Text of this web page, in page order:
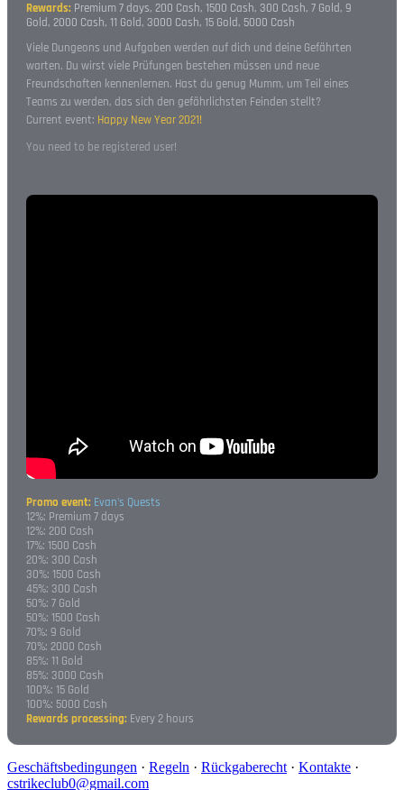
Rewards: Premium 7 days, 200 Cash, 1500 Cash, 300 Cash, 7 Gold, 9
Gold, 2000 Cash, 11 Gold, 3000 Cash, 15 Gold, 5000 Cash
Viele Dungeons und Aufgaben werden auf dich und deine Gefährten
warten. Du wirst viele Prüfungen bestehen müssen und neue
Freundschaften kennenlernen. Hast du genug Mumm, um Teil eines
Teams zu werden, das sich den gefährlichsten Feinden stellt?
Current event: Happy New Year 2021!
You need to be registered user!
Promo event: Evan's Quests
12%: Premium 7 days
12%: 200 Cash
17%: 1500 Cash
20%: 300 Cash
30%: 1500 Cash
45%: 300 Cash
50%: 7 Gold
50%: 1500 Cash
70%: 9 Gold
70%: 2000 Cash
85%: 11 Gold
85%: 3000 Cash
100%: 15 Gold
100%: 5000 Cash
Rewards processing: Every 2 hours
Geschäftsbedingungen · Regeln · Rückgaberecht · Kontakte ·
cstrikeclub0@gmail.com